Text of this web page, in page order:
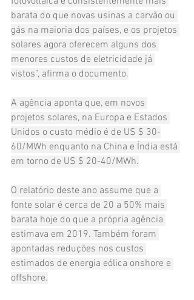
barata do que novas usinas a carvão ou
gás na maioria dos países, e os projetos
solares agora oferecem alguns dos
menores custos de eletricidade já
vistos”, afirma o documento.
A agência aponta que, em novos
projetos solares, na Europa e Estados
Unidos o custo médio é de US $ 30-
60/MWh enquanto na China e Índia está
em torno de US $ 20-40/MWh.
O relatório deste ano assume que a
fonte solar é cerca de 20 a 50% mais
barata hoje do que a própria agência
estimava em 2019. Também foram
apontadas reduções nos custos
estimados de energia eólica onshore e
offshore.